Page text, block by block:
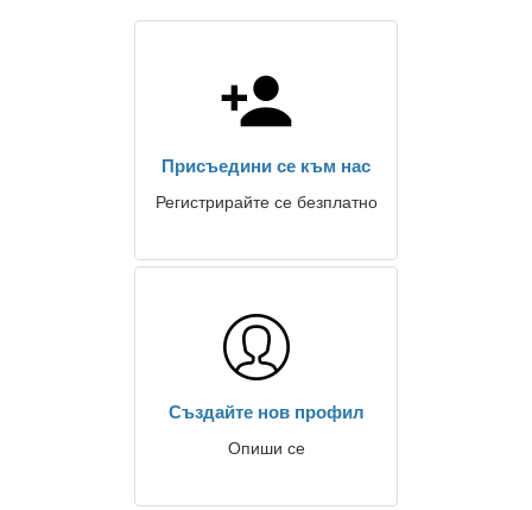
Присъедини се към нас
Регистрирайте се безплатно
Създайте нов профил
Опиши се